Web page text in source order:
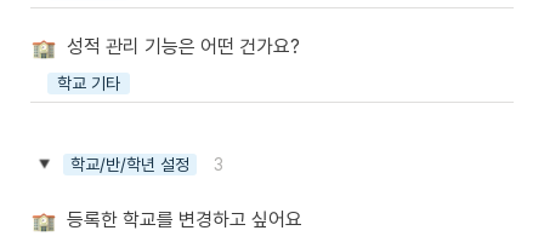
성적 관리 기능은 어떤 건가요?
학교 기타
학교/반/학년 설정 3
등록한 학교를 변경하고 싶어요